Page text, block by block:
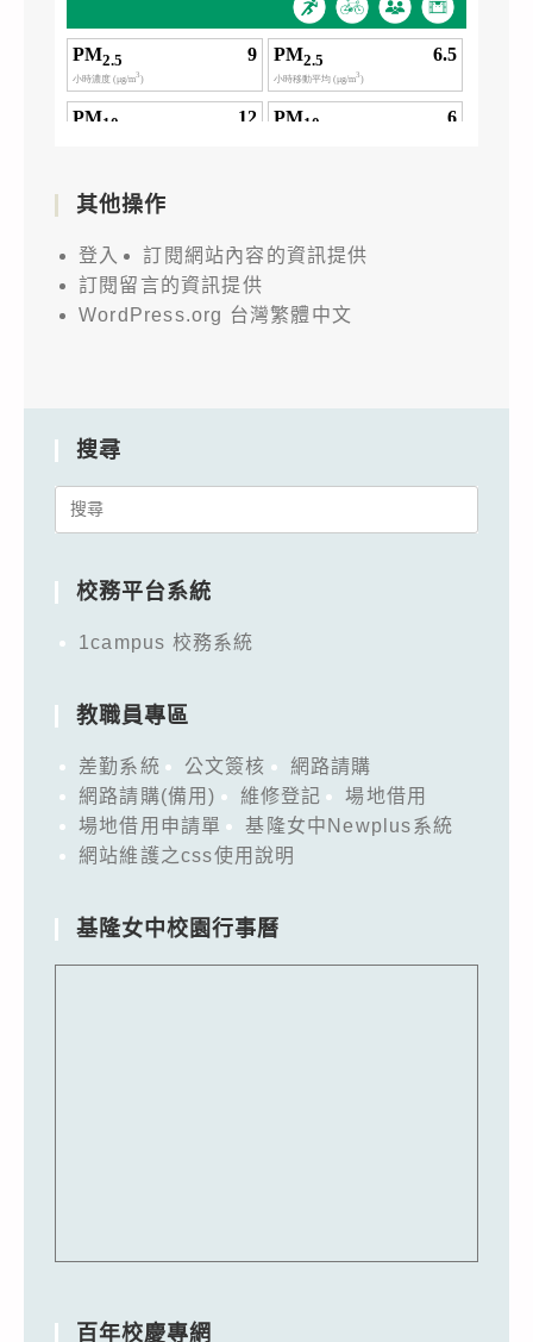
其他操作
登入
訂閱網站內容的資訊提供
訂閱留言的資訊提供
WordPress.org 台灣繁體中文
搜尋
Search
校務平台系統
1campus 校務系統
教職員專區
差勤系統 公文簽核
網路請購
網路請購(備用)
維修登記
場地借用
場地借用申請單
基隆女中Newplus系統
網站維護之css使用說明
基隆女中校園行事曆
百年校慶專網